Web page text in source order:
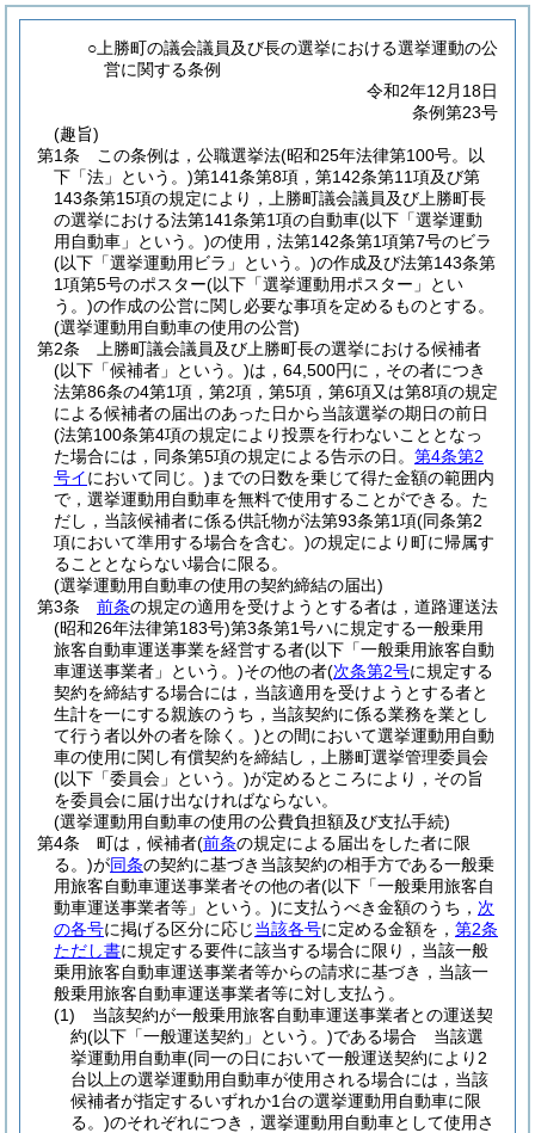
○上勝町の議会議員及び長の選挙における選挙運動の公
営に関する条例
令和2年12月18日
条例第23号
(趣旨)
第1条
この条例は，公職選挙法(昭和25年法律第100号。以
下「法」という。)第141条第8項，第142条第11項及び第
143条第15項の規定により，上勝町議会議員及び上勝町長
の選挙における法第141条第1項の自動車(以下「選挙運動
用自動車」という。)の使用，法第142条第1項第7号のビラ
(以下「選挙運動用ビラ」という。)の作成及び法第143条第
1項第5号のポスター(以下「選挙運動用ポスター」とい
う。)の作成の公営に関し必要な事項を定めるものとする。
(選挙運動用自動車の使用の公営)
第2条
上勝町議会議員及び上勝町長の選挙における候補者
(以下「候補者」という。)は，64,500円に，その者につき
法第86条の4第1項，第2項，第5項，第6項又は第8項の規定
による候補者の届出のあった日から当該選挙の期日の前日
(法第100条第4項の規定により投票を行わないこととなっ
た場合には，同条第5項の規定による告示の日。 第4条第2
号イにおいて同じ。) までの日数を乗じて得た金額の範囲内
で，選挙運動用自動車を無料で使用することができる。 た
だし，当該候補者に係る供託物が法第93条第1項(同条第2
項において準用する場合を含む。)の規定により町に帰属す
ることとならない場合に限る。
(選挙運動用自動車の使用の契約締結の届出)
第3条
前条の規定の適用を受けようとする者は，道路運送法
(昭和26年法律第183号)第3条第1号ハに規定する一般乗用
旅客自動車運送事業を経営する者(以下「一般乗用旅客自動
車運送事業者」という。)その他の者(次条第2号に規定する
契約を締結する場合には，当該適用を受けようとする者と
生計を一にする親族のうち，当該契約に係る業務を業とし
て行う者以外の者を除く。)との間において選挙運動用自動
車の使用に関し有償契約を締結し，上勝町選挙管理委員会
(以下「委員会」という。)が定めるところにより，その旨
を委員会に届け出なければならない。
(選挙運動用自動車の使用の公費負担額及び支払手続)
第4条
町は，候補者(前条の規定による届出をした者に限
る。)が同条の契約に基づき当該契約の相手方である一般乗
用旅客自動車運送事業者その他の者(以下「一般乗用旅客自
動車運送事業者等」という。)に支払うべき金額のうち， 次
の各号に掲げる区分に応じ当該各号に定める金額を， 第2条
ただし書に規定する要件に該当する場合に限り，当該一般
乗用旅客自動車運送事業者等からの請求に基づき，当該一
般乗用旅客自動車運送事業者等に対し支払う。
(1)
当該契約が一般乗用旅客自動車運送事業者との運送契
約(以下「一般運送契約」という。)である場合 当該選
挙運動用自動車(同一の日において一般運送契約により2
台以上の選挙運動用自動車が使用される場合には，当該
候補者が指定するいずれか1台の選挙運動用自動車に限
る。)のそれぞれにつき，選挙運動用自動車として使用さ